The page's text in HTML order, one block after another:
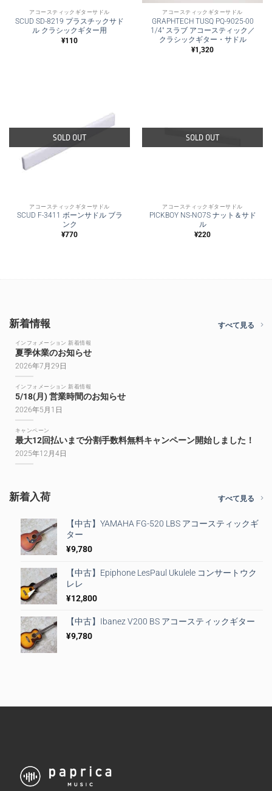
アコースティックギターサドル
SCUD SD-8219 プラスチックサド
ル クラシックギター用
¥110
アコースティックギターサドル
GRAPHTECH TUSQ PQ-9025-00
1/4″ スラブ アコースティック／
クラシックギター・サドル
¥1,320
SOLD OUT
アコースティックギターサドル
SCUD F-3411 ボーンサドル ブラ
ンク
¥770
SOLD OUT
アコースティックギターサドル
PICKBOY NS-NO7S ナット＆サド
ル
¥220
新着情報 すべて見る
インフォメーション 新着情報
夏季休業のお知らせ
2026年7月29日
インフォメーション 新着情報
5/18(月) 営業時間のお知らせ
2026年5月1日
キャンペーン
最大12回払いまで分割手数料無料キャンペーン開始しました！
2025年12月4日
新着入荷 すべて見る
【中古】YAMAHA FG-520 LBS アコースティックギ
ター
¥9,780
【中古】Epiphone LesPaul Ukulele コンサートウク
レレ
¥12,800
【中古】Ibanez V200 BS アコースティックギター
¥9,780